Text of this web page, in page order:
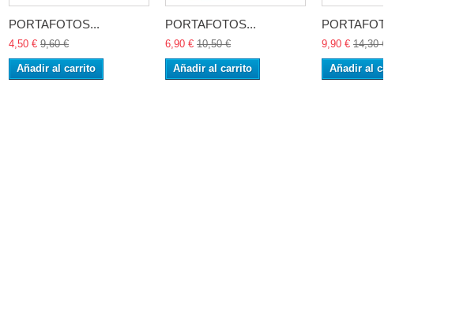
PORTAFOTOS...
4,50 € 9,60 €
Añadir al carrito
PORTAFOTOS...
6,90 € 10,50 €
Añadir al carrito
PORTAFOTOS...
9,90 € 14,30 €
Añadir al carrito